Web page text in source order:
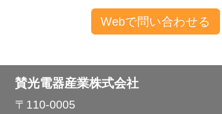
賛光電器産業株式会社
〒110-0005